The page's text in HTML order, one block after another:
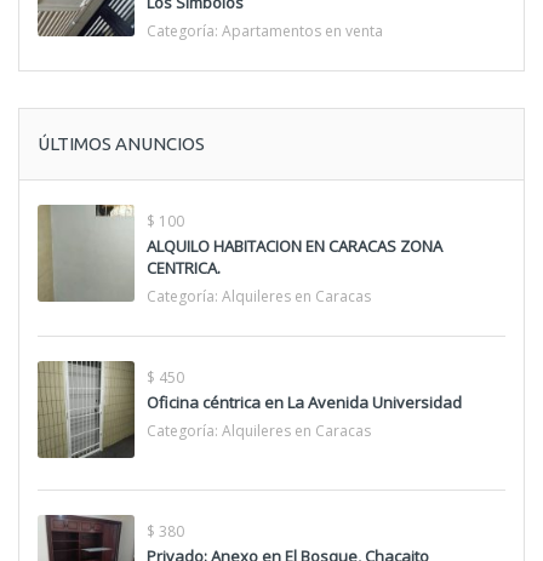
Categoría: Apartamentos en venta
ÚLTIMOS ANUNCIOS
$ 100
ALQUILO HABITACION EN CARACAS ZONA
CENTRICA.
Categoría: Alquileres en Caracas
$ 450
Oficina céntrica en La Avenida Universidad
Categoría: Alquileres en Caracas
$ 380
Privado: Anexo en El Bosque, Chacaito